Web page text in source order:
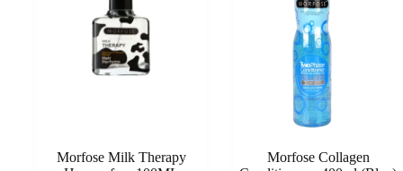
Morfose Milk Therapy
Morfose Collagen